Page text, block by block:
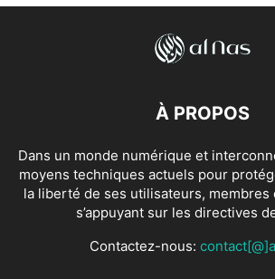
À PROPOS
Dans un monde numérique et
moyens techniques actuels pour
la liberté de ses utilisateurs, membres
s’appuyant sur les directives
Contactez-nous: